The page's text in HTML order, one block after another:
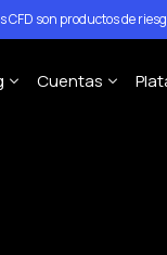
CFD son productos de
Cuentas